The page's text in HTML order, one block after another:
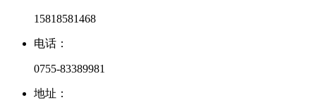
15818581468
电话：
0755-83389981
地址：